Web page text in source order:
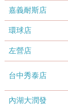
嘉義耐斯店
環球店
左營店
台中秀泰店
內湖大潤發